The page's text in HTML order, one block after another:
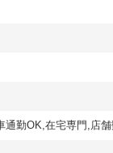
通勤OK,在宅専門,店